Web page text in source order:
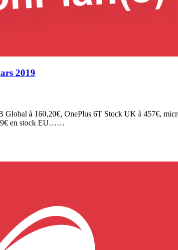
2019
Global à 160,20€, OnePlus 6T Stock UK à 457€,
en stock EU……